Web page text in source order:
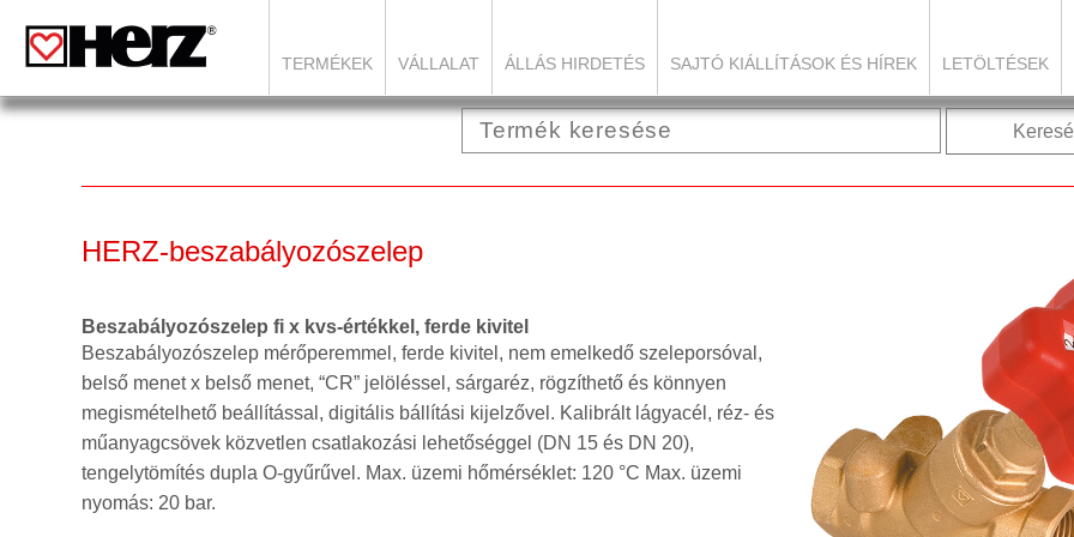
TERMÉKEK VÁLLALAT ÁLLÁS HIRDETÉS SAJTÓ KIÁLLÍTÁSOK ÉS HÍREK LETÖLTÉSEK
HERZ-beszabályozószelep
Beszabályozószelep fi x kvs-értékkel, ferde kivitel
Beszabályozószelep mérőperemmel, ferde kivitel, nem emelkedő szeleporsóval,
belső menet x belső menet, “CR” jelöléssel, sárgaréz, rögzíthető és könnyen
megismételhető beállítással, digitális bállítási kijelzővel. Kalibrált lágyacél, réz- és
műanyagcsövek közvetlen csatlakozási lehetőséggel (DN 15 és DN 20),
tengelytömítés dupla O-gyűrűvel. Max. üzemi hőmérséklet: 120 °C Max. üzemi
nyomás: 20 bar.